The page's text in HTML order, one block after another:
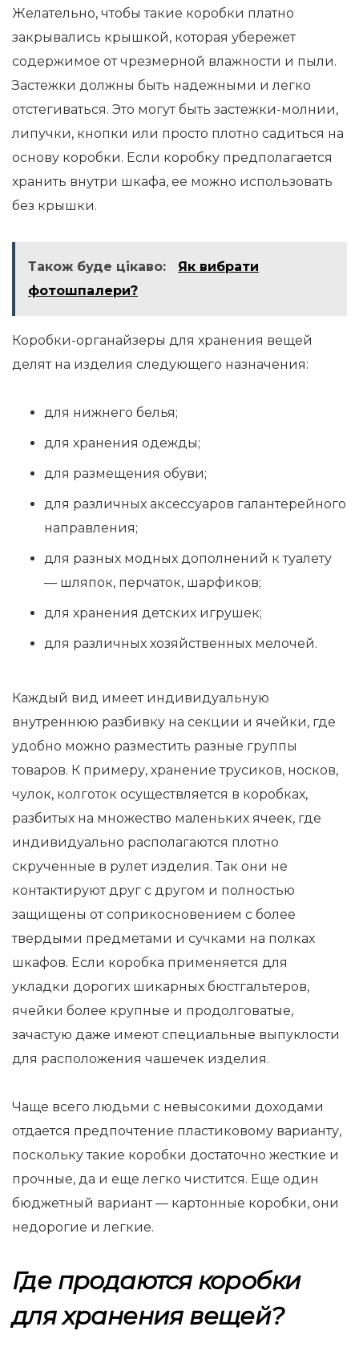
Желательно, чтобы такие коробки платно
закрывались крышкой, которая убережет
содержимое от чрезмерной влажности и пыли.
Застежки должны быть надежными и легко
отстегиваться. Это могут быть застежки-молнии,
липучки, кнопки или просто плотно садиться на
основу коробки. Если коробку предполагается
хранить внутри шкафа, ее можно использовать
без крышки.
Також буде цікаво:
Як вибрати
фотошпалери?
Коробки-органайзеры для хранения вещей
делят на изделия следующего назначения:
для нижнего белья;
для хранения одежды;
для размещения обуви;
для различных аксессуаров галантерейного
направления;
для разных модных дополнений к туалету
— шляпок, перчаток, шарфиков;
для хранения детских игрушек;
для различных хозяйственных мелочей.
Каждый вид имеет индивидуальную
внутреннюю разбивку на секции и ячейки, где
удобно можно разместить разные группы
товаров. К примеру, хранение трусиков, носков,
чулок, колготок осуществляется в коробках,
разбитых на множество маленьких ячеек, где
индивидуально располагаются плотно
скрученные в рулет изделия. Так они не
контактируют друг с другом и полностью
защищены от соприкосновением с более
твердыми предметами и сучками на полках
шкафов. Если коробка применяется для
укладки дорогих шикарных бюстгальтеров,
ячейки более крупные и продолговатые,
зачастую даже имеют специальные выпуклости
для расположения чашечек изделия.
Чаще всего людьми с невысокими доходами
отдается предпочтение пластиковому варианту,
поскольку такие коробки достаточно жесткие и
прочные, да и еще легко чистится. Еще один
бюджетный вариант — картонные коробки, они
недорогие и легкие.
Где продаются коробки
для хранения вещей?